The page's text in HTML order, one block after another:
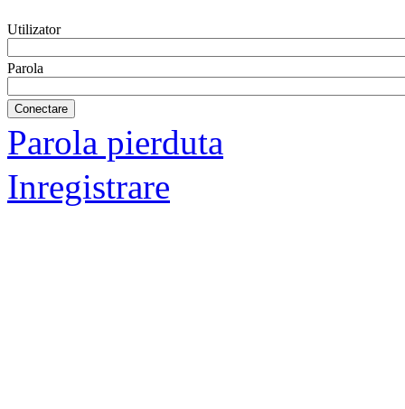
Utilizator
Parola
Parola pierduta
Inregistrare